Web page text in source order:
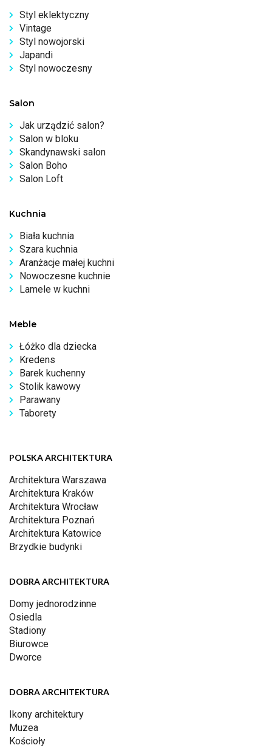
Styl eklektyczny
Vintage
Styl nowojorski
Japandi
Styl nowoczesny
Salon
Jak urządzić salon?
Salon w bloku
Skandynawski salon
Salon Boho
Salon Loft
Kuchnia
Biała kuchnia
Szara kuchnia
Aranżacje małej kuchni
Nowoczesne kuchnie
Lamele w kuchni
Meble
Łóżko dla dziecka
Kredens
Barek kuchenny
Stolik kawowy
Parawany
Taborety
POLSKA ARCHITEKTURA
Architektura Warszawa
Architektura Kraków
Architektura Wrocław
Architektura Poznań
Architektura Katowice
Brzydkie budynki
DOBRA ARCHITEKTURA
Domy jednorodzinne
Osiedla
Stadiony
Biurowce
Dworce
DOBRA ARCHITEKTURA
Ikony architektury
Muzea
Kościoły